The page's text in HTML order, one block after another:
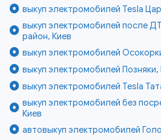
выкуп электромобилей Tesla
выкуп электромобилей после
район, Киев
выкуп электромобилей
выкуп электромобилей Позняки,
выкуп электромобилей Tesla
выкуп электромобилей без
Киев
автовыкуп электромобилей